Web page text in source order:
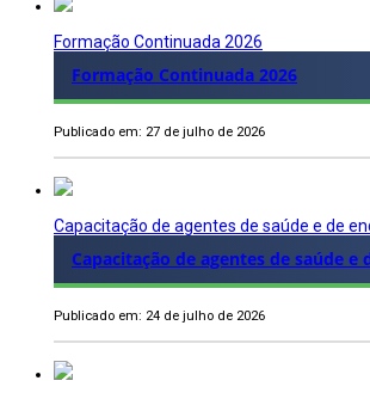
Formação Continuada 2026
Formação Continuada 2026
Publicado em: 27 de julho de 2026
Capacitação de agentes de saúde e de
Capacitação de agentes de saúde e
Publicado em: 24 de julho de 2026